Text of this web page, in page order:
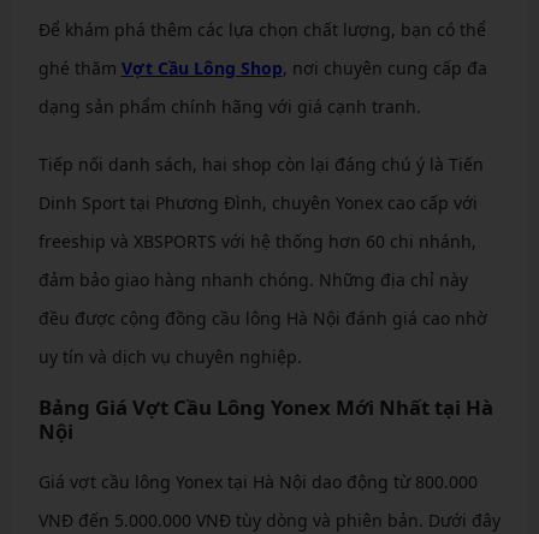
Để khám phá thêm các lựa chọn chất lượng, bạn có thể
ghé thăm Vợt Cầu Lông Shop, nơi chuyên cung cấp đa
dạng sản phẩm chính hãng với giá cạnh tranh.
Tiếp nối danh sách, hai shop còn lại đáng chú ý là Tiến
Dinh Sport tại Phương Đình, chuyên Yonex cao cấp với
freeship và XBSPORTS với hệ thống hơn 60 chi nhánh,
đảm bảo giao hàng nhanh chóng. Những địa chỉ này
đều được cộng đồng cầu lông Hà Nội đánh giá cao nhờ
uy tín và dịch vụ chuyên nghiệp.
Bảng Giá Vợt Cầu Lông Yonex Mới Nhất tại Hà
Nội
Giá vợt cầu lông Yonex tại Hà Nội dao động từ 800.000
VNĐ đến 5.000.000 VNĐ tùy dòng và phiên bản. Dưới đây